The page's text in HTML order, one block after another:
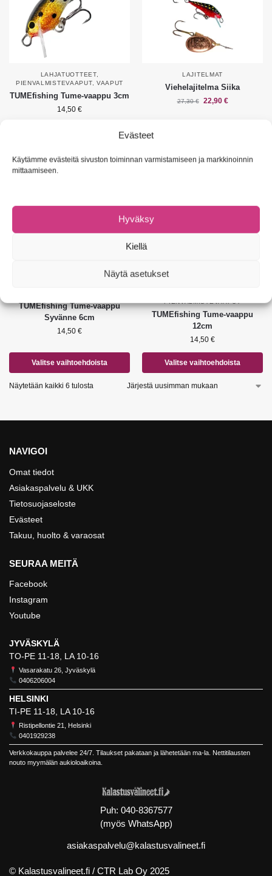
Evästeet
Käytämme evästeitä sivuston toiminnan varmistamiseen ja markkinoinnin
mittaamiseen.
Hyväksy
Kiellä
Näytä asetukset
LAHJATUOTTEET,
PIENVALMISTEVAAPUT, VAAPUT
TUMEfishing Tume-vaappu 3cm
14,50 €
LAJITELMAT
Viehelajitelma Siika
27,30€ 22,90 €
TUMEfishing Tume-vaappu
Syvänne 6cm
14,50 €
Valitse vaihtoehdoista
PIENVALMISTEVAAPUT
TUMEfishing Tume-vaappu
12cm
14,50 €
Valitse vaihtoehdoista
Näytetään kaikki 6 tulosta
NAVIGOI
Omat tiedot
Asiakaspalvelu & UKK
Tietosuojaseloste
Evästeet
Takuu, huolto & varaosat
SEURAA MEITÄ
Facebook
Instagram
Youtube
JYVÄSKYLÄ
TO-PE 11-18, LA 10-16
Vasarakatu 26, Jyväskylä
0406206004
HELSINKI
TI-PE 11-18, LA 10-16
Ristipellontie 21, Helsinki
0401929238
Verkkokauppa palvelee 24/7. Tilaukset pakataan ja lähetetään ma-la. Nettitilausten
nouto myymälän aukioloaikoina.
Puh: 040-8367577
(myös WhatsApp)
asiakaspalvelu@kalastusvalineet.fi
© Kalastusvalineet.fi / CTR Lab Oy 2025